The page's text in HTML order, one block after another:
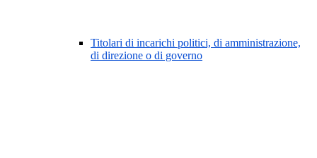
Titolari di incarichi politici, di amministrazione,
di direzione o di governo